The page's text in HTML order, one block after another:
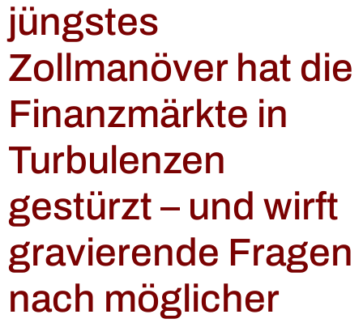
jüngstes
Zollmanöver hat die
Finanzmärkte in
Turbulenzen
gestürzt – und wirft
gravierende Fragen
nach möglicher